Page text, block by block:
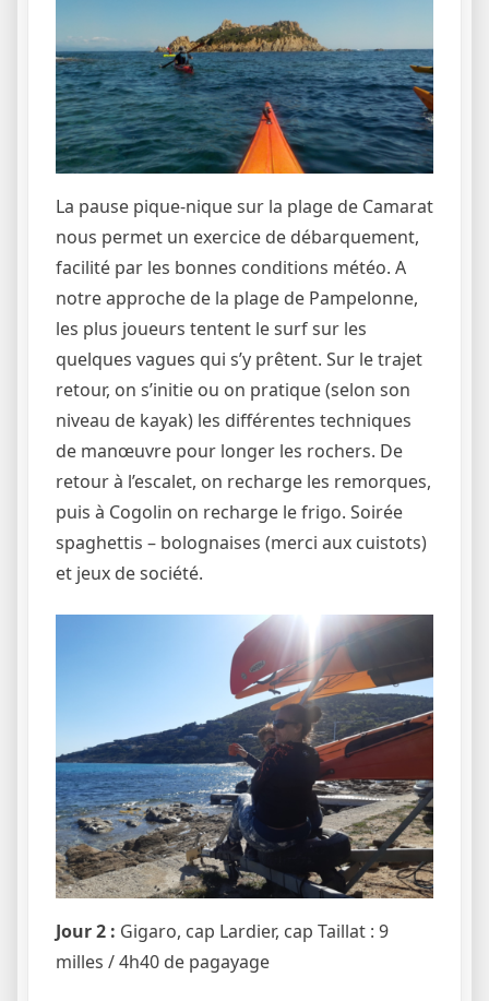
La pause pique-nique sur la plage de Camarat
nous permet un exercice de débarquement,
facilité par les bonnes conditions météo. A
notre approche de la plage de Pampelonne,
les plus joueurs tentent le surf sur les
quelques vagues qui s’y prêtent. Sur le trajet
retour, on s’initie ou on pratique (selon son
niveau de kayak) les différentes techniques
de manœuvre pour longer les rochers. De
retour à l’escalet, on recharge les remorques,
puis à Cogolin on recharge le frigo. Soirée
spaghettis – bolognaises (merci aux cuistots)
et jeux de société.
Jour 2 : Gigaro, cap Lardier, cap Taillat : 9
milles / 4h40 de pagayage